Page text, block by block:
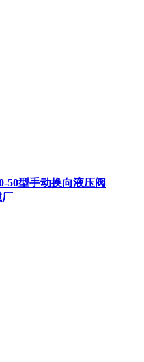
50型手动换向液压阀
厂